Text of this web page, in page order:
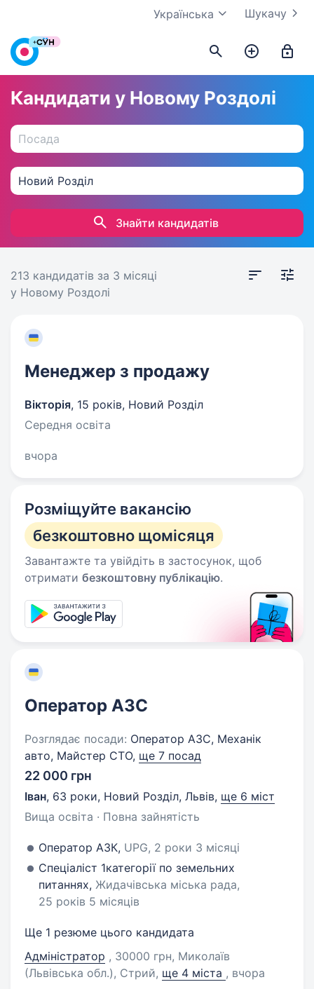
Шукачу
Українська
Кандидати у Новому Роздолі
Знайти кандидатів
213 кандидатів за 3 місяці
у Новому Роздолі
Менеджер з продажу
Вікторія, 15 років, Новий Розділ
Середня освіта
вчора
Розміщуйте вакансію
безкоштовно щомісяця
Завантажте та увійдіть в застосунок, щоб
отримати безкоштовну публікацію.
Оператор АЗС
Розглядає посади: Оператор АЗС, Механік
авто, Майстер СТО, ще 7 посад
22 000 грн
Іван, 63 роки, Новий Розділ, Львів, ще 6 міст
Вища освіта · Повна зайнятість
Оператор АЗК, UPG, 2 роки 3 місяці
Спеціаліст 1категорії по земельних
питаннях, Жидачівська міська рада,
25 років 5 місяців
Ще 1 резюме цього кандидата
Адміністратор , 30000 грн, Миколаїв
(Львівська обл.), Стрий, ще 4 міста , вчора